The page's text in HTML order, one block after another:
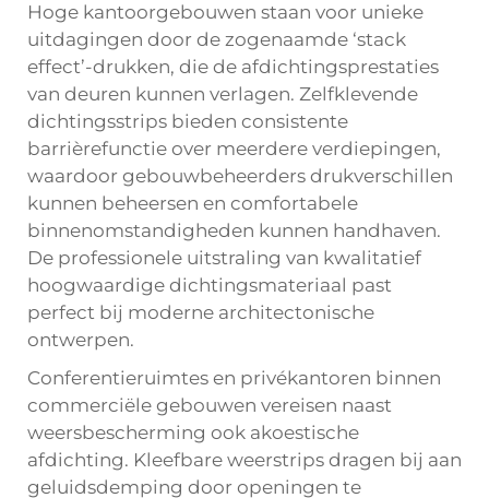
Hoge kantoorgebouwen staan voor unieke
uitdagingen door de zogenaamde ‘stack
effect’-drukken, die de afdichtingsprestaties
van deuren kunnen verlagen. Zelfklevende
dichtingsstrips bieden consistente
barrièrefunctie over meerdere verdiepingen,
waardoor gebouwbeheerders drukverschillen
kunnen beheersen en comfortabele
binnenomstandigheden kunnen handhaven.
De professionele uitstraling van kwalitatief
hoogwaardige dichtingsmateriaal past
perfect bij moderne architectonische
ontwerpen.
Conferentieruimtes en privékantoren binnen
commerciële gebouwen vereisen naast
weersbescherming ook akoestische
afdichting. Kleefbare weerstrips dragen bij aan
geluidsdemping door openingen te